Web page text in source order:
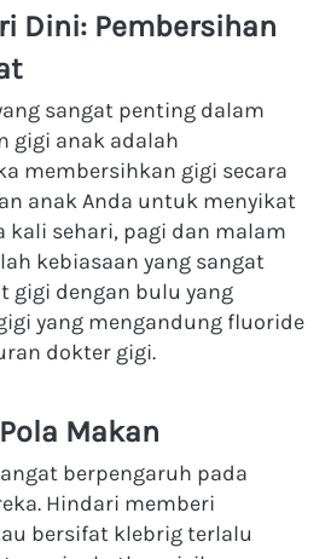
Dini: Pembersihan
sangat penting dalam
gigi anak adalah
membersihkan gigi secara
anak Anda untuk menyikat
kali sehari, pagi dan malam
kebiasaan yang sangat
gigi dengan bulu yang
yang mengandung fluoride
dokter gigi.
Makan
berpengaruh pada
Hindari memberi
bersifat klebrig terlalu